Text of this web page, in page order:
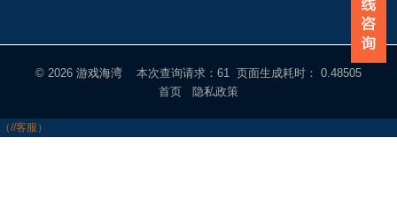
© 2026 游戏海湾 本次查询请求：61 页面生成耗时： 0.48505
首页
隐私政策
（//客服）